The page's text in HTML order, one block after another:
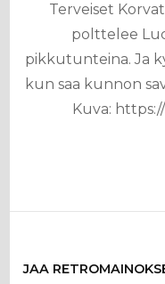
Terveiset
polttelee
pikkutunteina. Ja
kun saa kunnon
Kuva:
JAA